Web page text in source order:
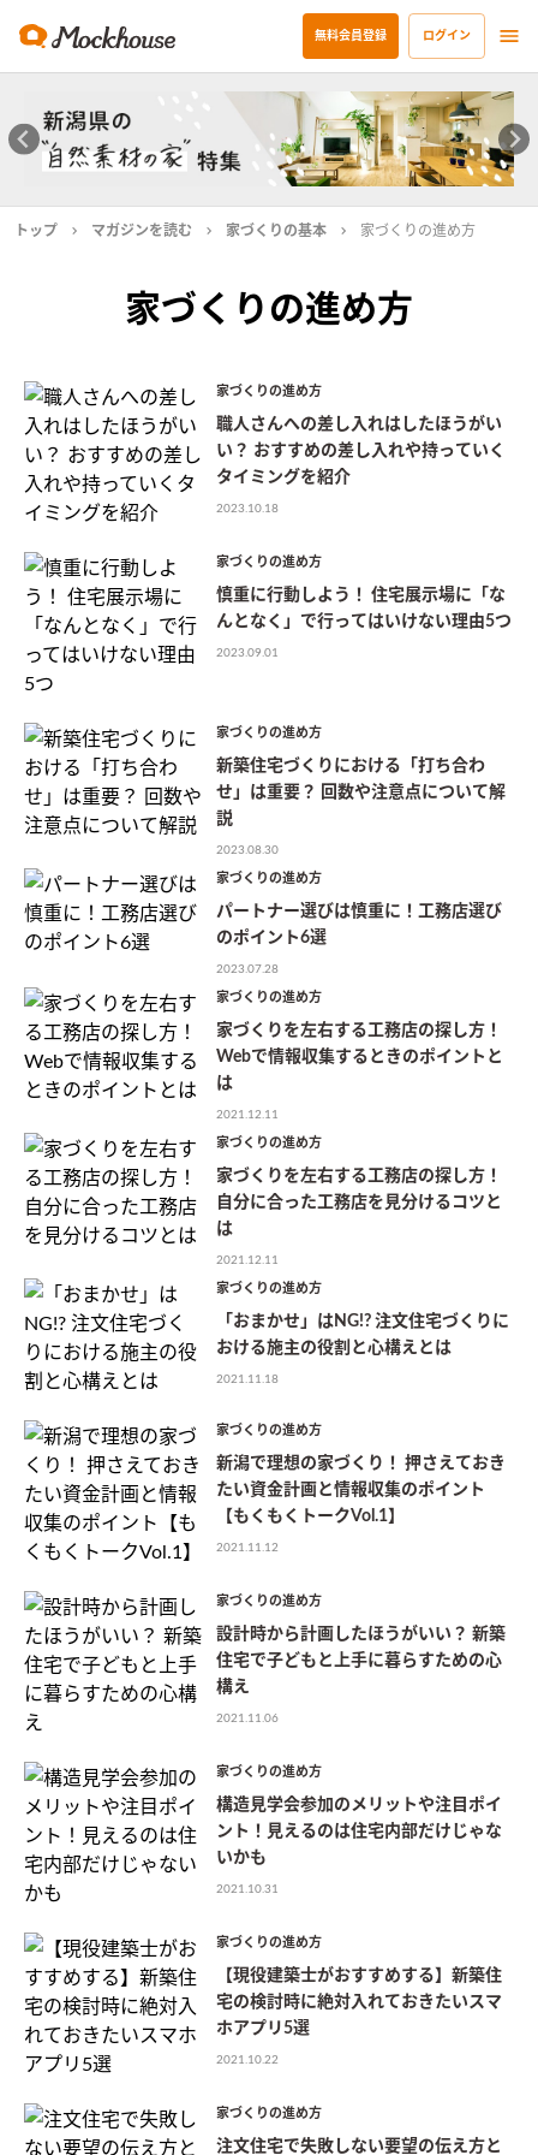
無料会員登録 ログイン
トップ マガジンを読む 家づくりの基本 家づくりの進め方
家づくりの進め方
家づくりの進め方
職人さんへの差し入れはしたほうがい
い？ おすすめの差し入れや持っていく
タイミングを紹介
2023.10.18
家づくりの進め方
慎重に行動しよう！ 住宅展示場に「な
んとなく」で行ってはいけない理由5つ
2023.09.01
家づくりの進め方
新築住宅づくりにおける「打ち合わ
せ」は重要？ 回数や注意点について解
説
2023.08.30
家づくりの進め方
パートナー選びは慎重に！工務店選び
のポイント6選
2023.07.28
家づくりの進め方
家づくりを左右する工務店の探し方！
Webで情報収集するときのポイントと
は
2021.12.11
家づくりの進め方
家づくりを左右する工務店の探し方！
自分に合った工務店を見分けるコツと
は
2021.12.11
家づくりの進め方
「おまかせ」はNG!? 注文住宅づくりに
おける施主の役割と心構えとは
2021.11.18
家づくりの進め方
新潟で理想の家づくり！ 押さえておき
たい資金計画と情報収集のポイント
【もくもくトークVol.1】
2021.11.12
家づくりの進め方
設計時から計画したほうがいい？ 新築
住宅で子どもと上手に暮らすための心
構え
2021.11.06
家づくりの進め方
構造見学会参加のメリットや注目ポイ
ント！見えるのは住宅内部だけじゃな
いかも
2021.10.31
家づくりの進め方
【現役建築士がおすすめする】新築住
宅の検討時に絶対入れておきたいスマ
ホアプリ5選
2021.10.22
家づくりの進め方
注文住宅で失敗しない要望の伝え方と